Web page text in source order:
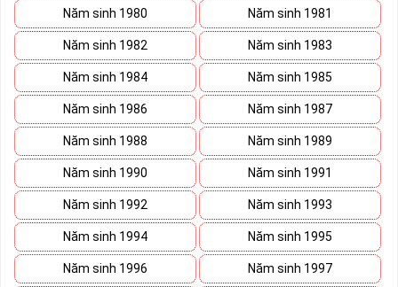
Năm sinh 1980 Năm sinh 1981
Năm sinh 1982 Năm sinh 1983
Năm sinh 1984 Năm sinh 1985
Năm sinh 1986 Năm sinh 1987
Năm sinh 1988 Năm sinh 1989
Năm sinh 1990 Năm sinh 1991
Năm sinh 1992 Năm sinh 1993
Năm sinh 1994 Năm sinh 1995
Năm sinh 1996 Năm sinh 1997